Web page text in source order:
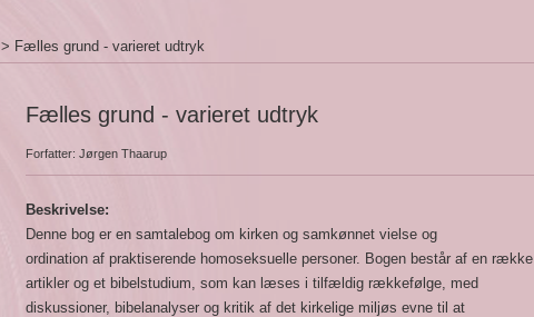
> Fælles grund - varieret udtryk
Fælles grund - varieret udtryk
Forfatter: Jørgen Thaarup
Beskrivelse:
Denne bog er en samtalebog om kirken og samkønnet vielse og
ordination af praktiserende homoseksuelle personer. Bogen består af en række
artikler og et bibelstudium, som kan læses i tilfældig rækkefølge, med
diskussioner, bibelanalyser og kritik af det kirkelige miljøs evne til at